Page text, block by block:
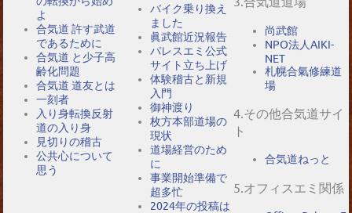
よ
合気道 許す武道
であるために
合気道 と少子高
齢化問題
合気道 道友とは
一刻者
入り身転換反射
道の入り身
見切りの稽古
公共心について
思う
バイク乗り換え
ました
眞武館近況報告
パレスエミ公式
サイト立ち上げ
体験稽古と新規
入門
御神渡り
枚方本部道場の
現状
道場経営のため
に
事業開始準備で
超多忙
2024年の投稿は
尚武館
NPO法人AIKI-
NET
札幌合氣修練道
場
4.その他合気道サイ
ト
合気道ねっと
5.オフィスエミ関係